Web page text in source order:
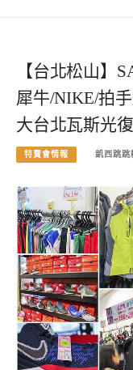
【台北松山】
犀牛/NIKE/拍
大台北瓦斯光
特賣會情報 凱西跳跳